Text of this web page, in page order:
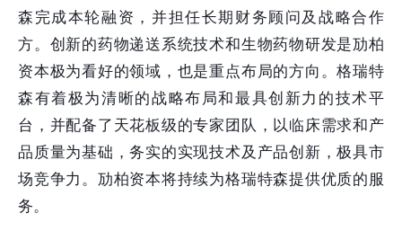
森完成本轮融资，并担任长期财务顾问及战略合作
方。创新的药物递送系统技术和生物药物研发是劢柏
资本极为看好的领域，也是重点布局的方向。格瑞特
森有着极为清晰的战略布局和最具创新力的技术平
台，并配备了天花板级的专家团队，以临床需求和产
品质量为基础，务实的实现技术及产品创新，极具市
场竞争力。劢柏资本将持续为格瑞特森提供优质的服
务。